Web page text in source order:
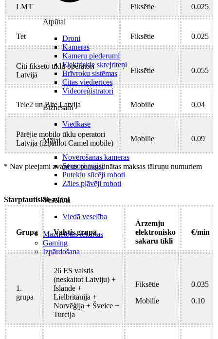
Atpūtai
Droni
Kameras
Kameru piederumi
Elektriskie skrejriteņi
Brīvroku sistēmas
Citas viedierīces
Videoreģistratori
Biznesam
Viedkase
Mājai
Novērošanas kameras
Sensori mājai
Putekļu sūcēji roboti
Zāles pļāvēji roboti
Veselībai
Viedā veselība
Mazlietotas iekārtas
Gaming
Izpārdošana
LMT Fiksētie 0.025
Tet Fiksētie 0.025
Citi fiksēto tīklu operatori
Latvijā
Fiksētie 0.055
Tele2 un Bite Latvija Mobilie 0.04
Pārējie mobilo tīklu operatori
Latvijā (izņemot Camel mobile)
Mobilie 0.09
* Nav pieejami zvani uz paaugstinātas maksas tālruņu numuriem
Starptautiskie zvani
Grupa Valstis grupā
Ārzemju
elektronisko
sakaru tīkli
€/min
1.
grupa
26 ES valstis
(neskaitot Latviju) +
Islande +
Lielbritānija +
Norvēģija + Šveice +
Turcija
Fiksētie
Mobilie
0.035
0.10